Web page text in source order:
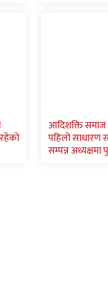
आदिशक्ति
पहिलो साधारण
सम्पन्न अध्यक्षमा